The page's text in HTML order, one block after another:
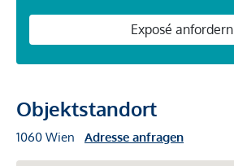
Exposé anfordern
Objektstandort
1060 Wien Adresse anfragen